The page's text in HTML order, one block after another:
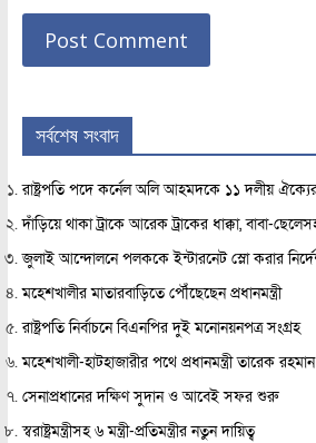
সর্বশেষ সংবাদ
রাষ্ট্রপতি পদে কর্নেল অলি আহমদকে ১১ দলীয়
দাঁড়িয়ে থাকা ট্রাকে আরেক ট্রাকের ধাক্কা, বাবা-
জুলাই আন্দোলনে পলককে ইন্টারনেট স্লো করার
মহেশখালীর মাতারবাড়িতে পৌঁছেছেন প্রধানমন্ত্রী
রাষ্ট্রপতি নির্বাচনে বিএনপির দুই মনোনয়নপত্র সংগ্রহ
মহেশখালী-হাটহাজারীর পথে প্রধানমন্ত্রী তারেক রহমান
সেনাপ্রধানের দক্ষিণ সুদান ও আবেই সফর শুরু
স্বরাষ্ট্রমন্ত্রীসহ ৬ মন্ত্রী-প্রতিমন্ত্রীর নতুন দায়িত্ব